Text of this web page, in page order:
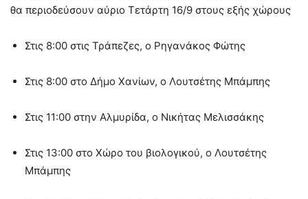
θα περιοδεύσουν αύριο Τετάρτη 16/9 στους εξής χώρους
Στις 8:00 στις Τράπεζες, ο Ρηγανάκος Φώτης
Στις 8:00 στο Δήμο Χανίων, ο Λουτσέτης Μπάμπης
Στις 11:00 στην Αλμυρίδα, ο Νικήτας Μελισσάκης
Στις 13:00 στο Χώρο του βιολογικού, o Λουτσέτης
Μπάμπης